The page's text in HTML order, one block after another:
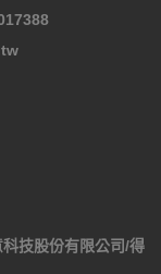
技股份有限公司/得